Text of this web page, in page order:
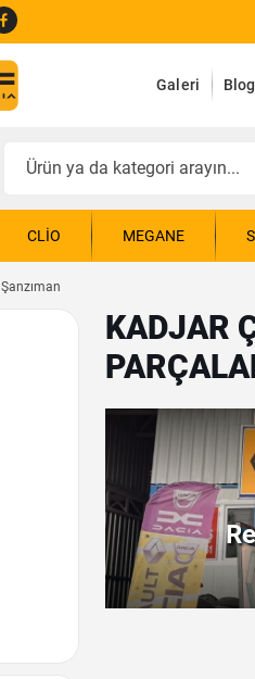
Galeri Blog
CLIO MEGANE
Şanzıman
KADJAR